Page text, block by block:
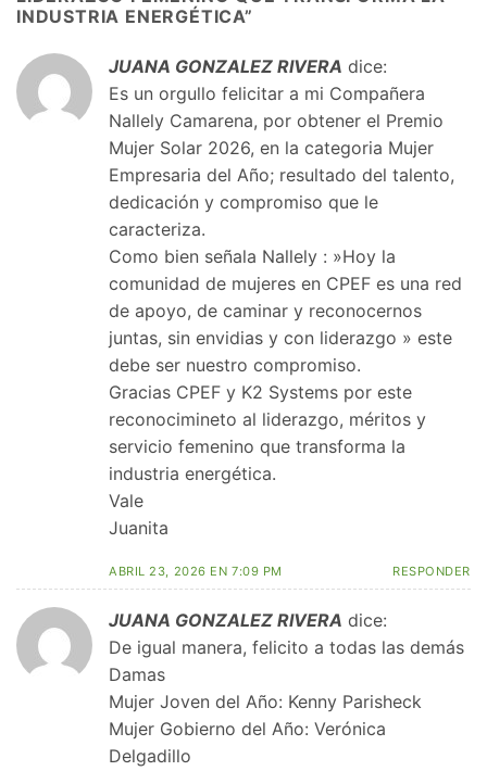
INDUSTRIA ENERGÉTICA”
JUANA GONZALEZ RIVERA dice:
Es un orgullo felicitar a mi Compañera
Nallely Camarena, por obtener el Premio
Mujer Solar 2026, en la categoria Mujer
Empresaria del Año; resultado del talento,
dedicación y compromiso que le
caracteriza.
Como bien señala Nallely : ​»Hoy la
comunidad de mujeres en CPEF es una red
de apoyo, de caminar y reconocernos
juntas, sin envidias y con liderazgo » este
debe ser nuestro compromiso.
Gracias CPEF y K2 Systems por este
reconocimineto al liderazgo, méritos y
servicio femenino que transforma la
industria energética.
Vale
Juanita
ABRIL 23, 2026 EN 7:09 PM RESPONDER
JUANA GONZALEZ RIVERA dice:
De igual manera, felicito a todas las demás
Damas
​Mujer Joven del Año: Kenny Parisheck
​Mujer Gobierno del Año: Verónica
Delgadillo